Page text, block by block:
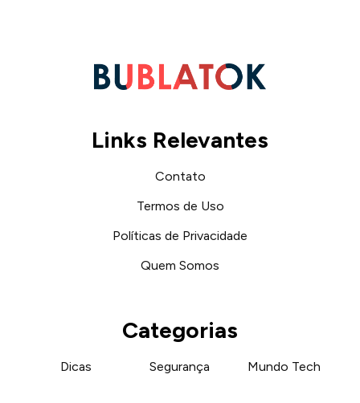
Classificação:
★★★★★4.28
Links Relevantes
Contato
Termos de Uso
Políticas de Privacidade
Quem Somos
Categorias
Dicas Segurança Mundo Tech